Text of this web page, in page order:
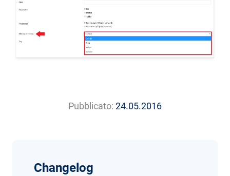
Pubblicato: 24.05.2016
Changelog